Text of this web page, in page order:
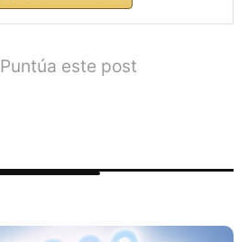
Puntúa este post